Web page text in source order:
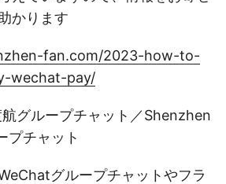
かります
fan.com/2023-how-to-
wechat-pay/
グループチャット／Shenzhen
プチャット
グループチャットやフラ